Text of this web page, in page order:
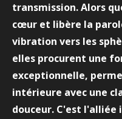
transmission. Alors
cœur et libère la
vibration vers les
elles procurent une
exceptionnelle,
intérieure avec une
douceur. C'est l'alliée